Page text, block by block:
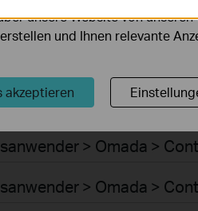
> Omada >
> Omada >
> Omada >
> Omada >
unsere Website von
und Ihnen relevante
akzeptieren